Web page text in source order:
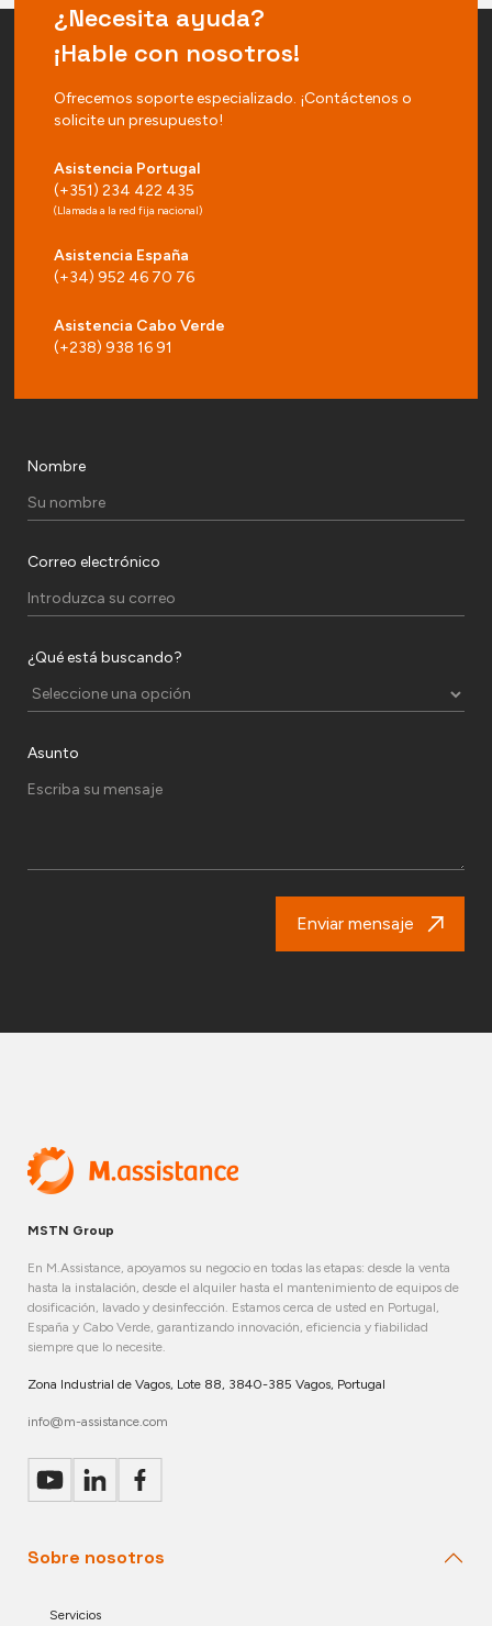
¿Necesita ayuda?
¡Hable con nosotros!
Ofrecemos soporte especializado. ¡Contáctenos o
solicite un presupuesto!
Asistencia Portugal
(+351) 234 422 435
(Llamada a la red fija nacional)
Asistencia España
(+34) 952 46 70 76
Asistencia Cabo Verde
(+238) 938 16 91
Nombre
Correo electrónico
¿Qué está buscando?
Asunto
Enviar mensaje
MSTN Group
En M.Assistance, apoyamos su negocio en todas las etapas: desde la venta
hasta la instalación, desde el alquiler hasta el mantenimiento de equipos de
dosificación, lavado y desinfección. Estamos cerca de usted en Portugal,
España y Cabo Verde, garantizando innovación, eficiencia y fiabilidad
siempre que lo necesite.
Zona Industrial de Vagos, Lote 88, 3840-385 Vagos, Portugal
info@m-assistance.com
Sobre nosotros
Servicios